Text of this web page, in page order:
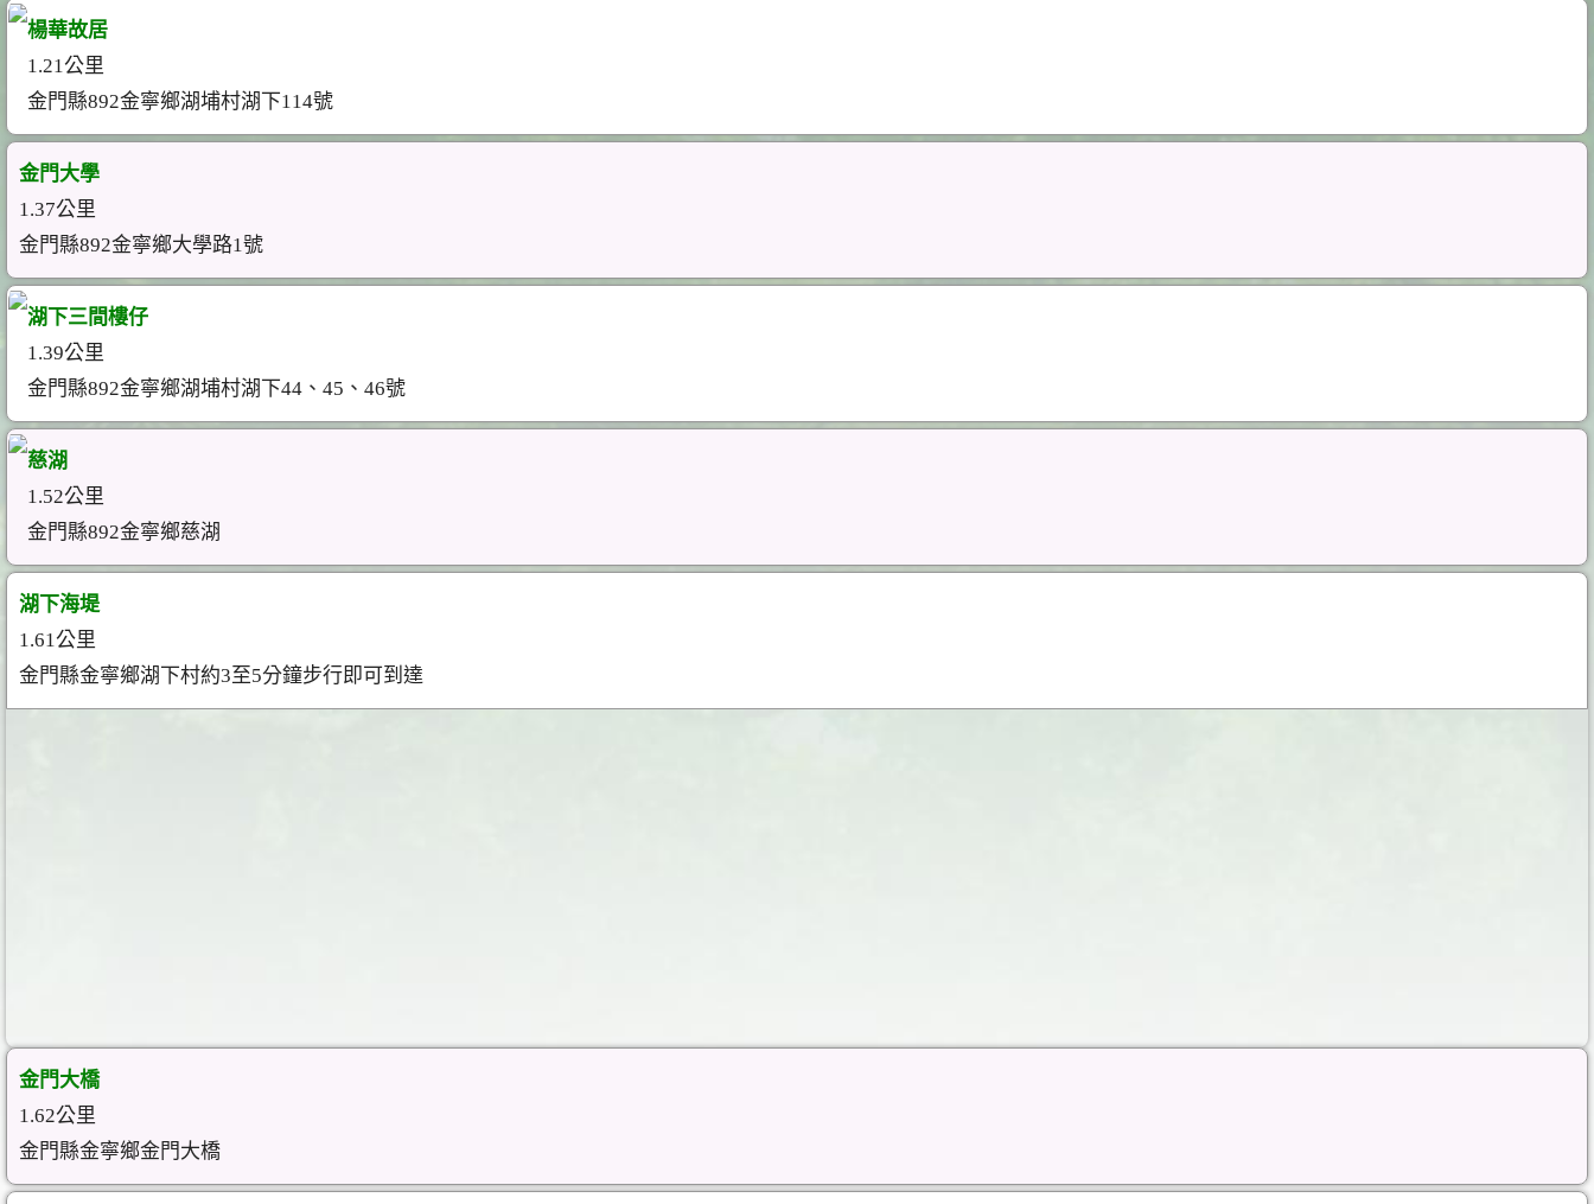
楊華故居
1.21公里
金門縣892金寧鄉湖埔村湖下114號
金門大學
1.37公里
金門縣892金寧鄉大學路1號
湖下三間樓仔
1.39公里
金門縣892金寧鄉湖埔村湖下44、45、46號
慈湖
1.52公里
金門縣892金寧鄉慈湖
湖下海堤
1.61公里
金門縣金寧鄉湖下村約3至5分鐘步行即可到達
金門大橋
1.62公里
金門縣金寧鄉金門大橋